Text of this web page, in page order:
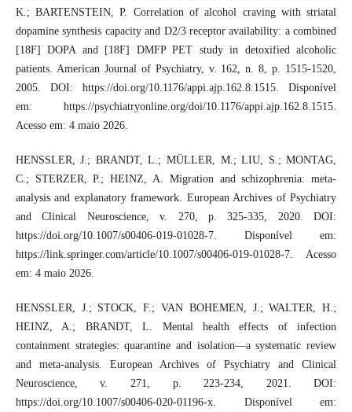
K.; BARTENSTEIN, P. Correlation of alcohol craving with striatal
dopamine synthesis capacity and D2/3 receptor availability: a combined
[18F] DOPA and [18F] DMFP PET study in detoxified alcoholic
patients. American Journal of Psychiatry, v. 162, n. 8, p. 1515-1520,
2005. DOI: https://doi.org/10.1176/appi.ajp.162.8.1515. Disponível
em: https://psychiatryonline.org/doi/10.1176/appi.ajp.162.8.1515.
Acesso em: 4 maio 2026.
HENSSLER, J.; BRANDT, L.; MÜLLER, M.; LIU, S.; MONTAG,
C.; STERZER, P.; HEINZ, A. Migration and schizophrenia: meta-
analysis and explanatory framework. European Archives of Psychiatry
and Clinical Neuroscience, v. 270, p. 325-335, 2020. DOI:
https://doi.org/10.1007/s00406-019-01028-7. Disponível em:
https://link.springer.com/article/10.1007/s00406-019-01028-7. Acesso
em: 4 maio 2026.
HENSSLER, J.; STOCK, F.; VAN BOHEMEN, J.; WALTER, H.;
HEINZ, A.; BRANDT, L. Mental health effects of infection
containment strategies: quarantine and isolation—a systematic review
and meta-analysis. European Archives of Psychiatry and Clinical
Neuroscience, v. 271, p. 223-234, 2021. DOI:
https://doi.org/10.1007/s00406-020-01196-x. Disponível em: